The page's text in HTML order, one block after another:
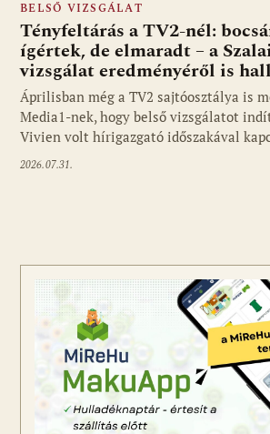
BELSŐ VIZSGÁLAT
Tényfeltárás a TV2-nél:
ígértek, de elmaradt – a
vizsgálat eredményéről is
Áprilisban még a TV2 sajtóosztálya is
Media1-nek, hogy belső vizsgálatot
Vivien volt hírigazgató időszakával
2026.07.31.